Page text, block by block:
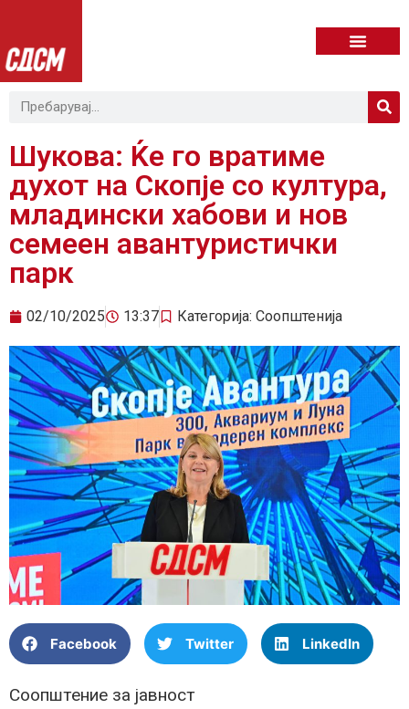
Шукова: Ќе го вратиме
духот на Скопје со култура,
младински хабови и нов
семеен авантуристички
парк
02/10/2025 13:37 Категорија: Соопштенија
Facebook Twitter LinkedIn
Соопштение за јавност